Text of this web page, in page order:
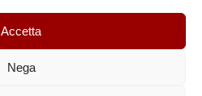
Accetta
Nega
Catalogo Internazionale